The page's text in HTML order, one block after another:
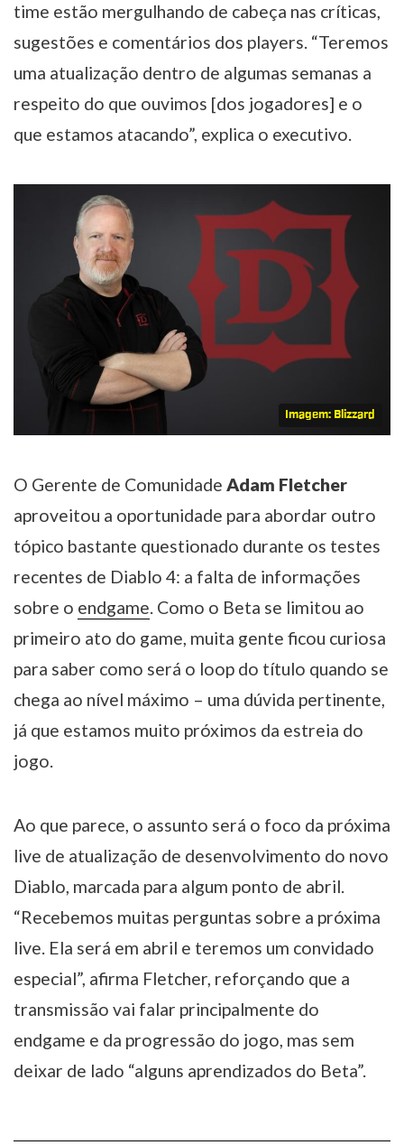
time estão mergulhando de cabeça nas críticas,
sugestões e comentários dos players. “Teremos
uma atualização dentro de algumas semanas a
respeito do que ouvimos [dos jogadores] e o
que estamos atacando”, explica o executivo.
Imagem: Blizzard
O Gerente de Comunidade Adam Fletcher
aproveitou a oportunidade para abordar outro
tópico bastante questionado durante os testes
recentes de Diablo 4: a falta de informações
sobre o endgame . Como o Beta se limitou ao
primeiro ato do game, muita gente ficou curiosa
para saber como será o loop do título quando se
chega ao nível máximo – uma dúvida pertinente,
já que estamos muito próximos da estreia do
jogo.
Ao que parece, o assunto será o foco da próxima
live de atualização de desenvolvimento do novo
Diablo, marcada para algum ponto de abril.
“Recebemos muitas perguntas sobre a próxima
live. Ela será em abril e teremos um convidado
especial”, afirma Fletcher, reforçando que a
transmissão vai falar principalmente do
endgame e da progressão do jogo, mas sem
deixar de lado “alguns aprendizados do Beta”.